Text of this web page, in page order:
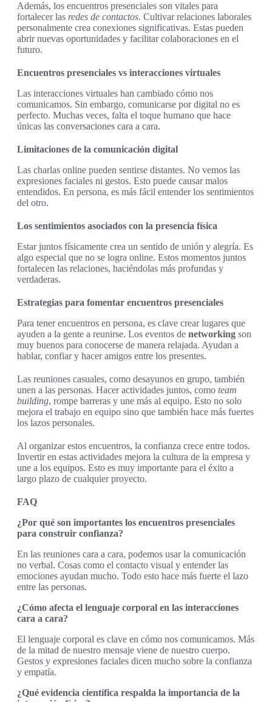
Además, los encuentros presenciales son vitales para
fortalecer las redes de contactos. Cultivar relaciones laborales
personalmente crea conexiones significativas. Estas pueden
abrir nuevas oportunidades y facilitar colaboraciones en el
futuro.
Encuentros presenciales vs interacciones virtuales
Las interacciones virtuales han cambiado cómo nos
comunicamos. Sin embargo, comunicarse por digital no es
perfecto. Muchas veces, falta el toque humano que hace
únicas las conversaciones cara a cara.
Limitaciones de la comunicación digital
Las charlas online pueden sentirse distantes. No vemos las
expresiones faciales ni gestos. Esto puede causar malos
entendidos. En persona, es más fácil entender los sentimientos
del otro.
Los sentimientos asociados con la presencia física
Estar juntos físicamente crea un sentido de unión y alegría. Es
algo especial que no se logra online. Estos momentos juntos
fortalecen las relaciones, haciéndolas más profundas y
verdaderas.
Estrategias para fomentar encuentros presenciales
Para tener encuentros en persona, es clave crear lugares que
ayuden a la gente a reunirse. Los eventos de networking son
muy buenos para conocerse de manera relajada. Ayudan a
hablar, confiar y hacer amigos entre los presentes.
Las reuniones casuales, como desayunos en grupo, también
unen a las personas. Hacer actividades juntos, como team
building, rompe barreras y une más al equipo. Esto no solo
mejora el trabajo en equipo sino que también hace más fuertes
los lazos personales.
Al organizar estos encuentros, la confianza crece entre todos.
Invertir en estas actividades mejora la cultura de la empresa y
une a los equipos. Esto es muy importante para el éxito a
largo plazo de cualquier proyecto.
FAQ
¿Por qué son importantes los encuentros presenciales
para construir confianza?
En las reuniones cara a cara, podemos usar la comunicación
no verbal. Cosas como el contacto visual y entender las
emociones ayudan mucho. Todo esto hace más fuerte el lazo
entre las personas.
¿Cómo afecta el lenguaje corporal en las interacciones
cara a cara?
El lenguaje corporal es clave en cómo nos comunicamos. Más
de la mitad de nuestro mensaje viene de nuestro cuerpo.
Gestos y expresiones faciales dicen mucho sobre la confianza
y empatía.
¿Qué evidencia científica respalda la importancia de la